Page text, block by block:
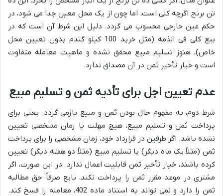
تن برنج اگرچه کلی است، اما چون از یک محل معین جدا می شود، در
حکم عین خارجی محسوب می گردد. دلیل این شرط آن است که در
بیع کلی فی الذمه (مثل خرید 100 کیلو گندم بدون تعیین محل
خاص)، هنوز تسلیم مبیع محقق نشده و ماهیت معامله متفاوت
است و خیار تأخیر ثمن در آن مصداق ندارد.
عدم تعیین اجل برای تأدیه ثمن و تسلیم مبیع
شرط دوم، به مفهوم حال بودن ثمن و مبیع بازمی گردد. یعنی برای
پرداخت ثمن و تسلیم مبیع، هیچ مهلت یا زمان مشخصی تعیین
نشده باشد. اگر طرفین در قرارداد خود، زمان مشخصی را برای پرداخت
ثمن (مثلاً یک ماه دیگر) یا تسلیم مبیع (مثلاً دو هفته دیگر) تعیین
کرده باشند، خیار تأخیر ثمن قابلیت اعمال ندارد. در این صورت، اگر
مشتری در موعد مقرر ثمن را پرداخت نکند، بایع صرفاً حق مطالبه
ثمن را دارد و نمی تواند به استناد ماده 402، معامله را فسخ کند.